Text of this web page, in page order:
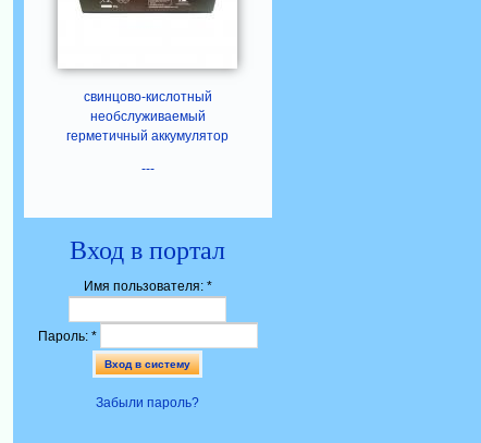
свинцово-кислотный
необслуживаемый
герметичный аккумулятор
---
Вход в портал
Имя пользователя: *
Пароль: *
Забыли пароль?